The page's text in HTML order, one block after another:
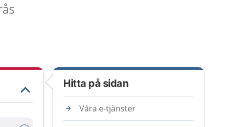
Hitta på sidan
Våra e-tjänster